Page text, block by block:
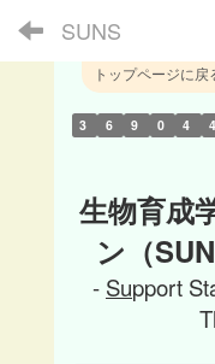
SUNS
トップページに戻
3 6 9 0 4 4
生物育成
ン（
- Support